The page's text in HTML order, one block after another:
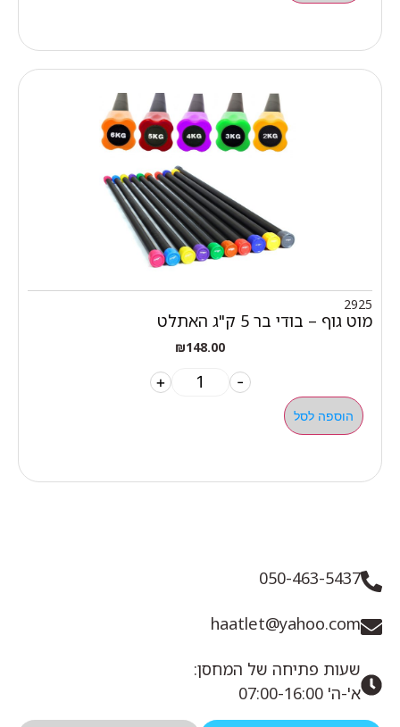
2925
מוט גוף – בודי בר 5 ק"ג האתלט
₪148.00
-
+
הוספה לסל
050-463-5437
haatlet@yahoo.com
שעות פתיחה של המחסן:
א'-ה' 07:00-16:00